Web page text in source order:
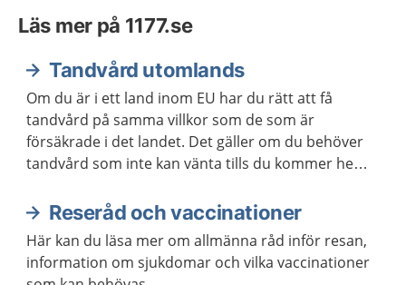
Läs mer på 1177.se
Tandvård utomlands
Om du är i ett land inom EU har du rätt att få
tandvård på samma villkor som de som är
försäkrade i det landet. Det gäller om du behöver
tandvård som inte kan vänta tills du kommer hem
Reseråd och vaccinationer
Här kan du läsa mer om allmänna råd inför resan,
information om sjukdomar och vilka vaccinationer